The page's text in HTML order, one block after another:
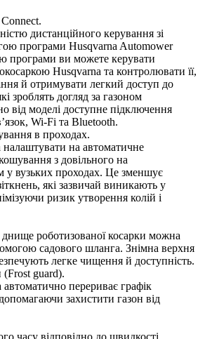
дистанційного керування зі
програми Husqvarna Automower
програми ви можете керувати
Husqvarna та контролювати її,
й отримувати легкий доступ до
зроблять догляд за газоном
від моделі доступне підключення
Wi-Fi та Bluetooth.
в проходах.
на автоматичне
з довільного на
у вузьких проходах. Це зменшує
які зазвичай виникають у
ризик утворення колій і
роботизованої косарки можна
садового шланга. Знімна верхня
легке чищення й доступність.
guard).
автоматично перериває графік
захистити газон від
часу відповідно до швидкості